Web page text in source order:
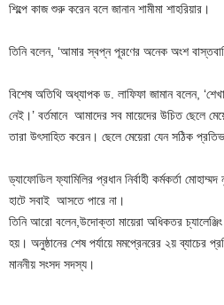
শিল্পে কাজ শুরু করেন বলে জানান শামীমা শাহরিয়ার।
তিনি বলেন, ‘আমার স্বপ্ন পূরণের অনেক অংশ
বিশেষ অতিথি অধ্যাপক ড. লাফিফা জামান বলেন,
নেই।’ বর্তমানে আমাদের সব মায়েদের উচিত ছেলে
তারা উৎসাহিত করেন। ছেলে মেয়েরা যেন সঠিক
ড্যাফোডিল ফ্যামিলির প্রধান নির্বাহী কর্মকর্তা
হাটে সবাই আসতে পারে না।
তিনি আরো বলেন,উদোক্তা মায়েরা অধিকতর
হয়। অনুষ্ঠানের শেষ পর্যায়ে মমপ্রেনরের ২য় ব্যাচের
মাননীয় সংসদ সদস্য।